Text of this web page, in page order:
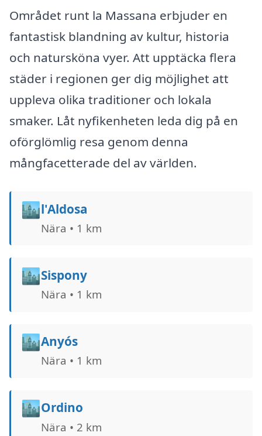
Området runt la Massana erbjuder en
fantastisk blandning av kultur, historia
och natursköna vyer. Att upptäcka flera
städer i regionen ger dig möjlighet att
uppleva olika traditioner och lokala
smaker. Låt nyfikenheten leda dig på en
oförglömlig resa genom denna
mångfacetterade del av världen.
🏙️l'Aldosa
Nära • 1 km
🏙️Sispony
Nära • 1 km
🏙️Anyós
Nära • 1 km
🏙️Ordino
Nära • 2 km